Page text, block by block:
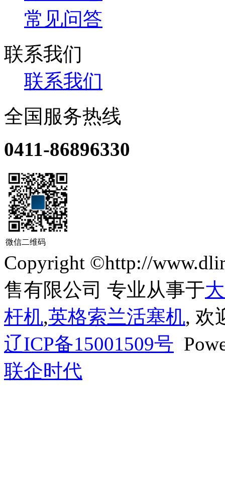
常见问答
联系我们
联系我们
全国服务热线
0411-86896330
微信二维码
Copyright ©http://
售有限公司 专业从事于
杆机,英格索兰活塞机, 欢
辽ICP备15001509号
联企时代